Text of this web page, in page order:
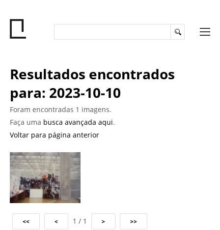
Resultados encontrados
para: 2023-10-10
Foram encontradas 1 imagens.
Faça uma busca avançada aqui.
Voltar para página anterior
1 / 1